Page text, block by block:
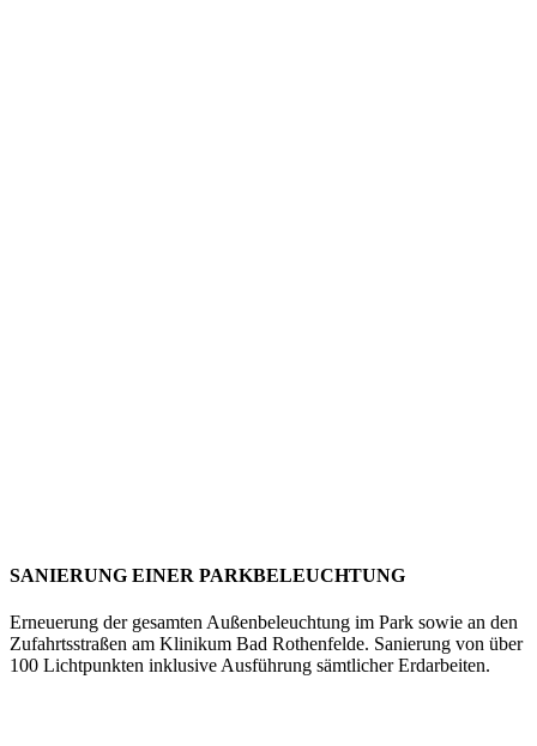
SANIERUNG EINER PARKBELEUCHTUNG
Erneuerung der gesamten Außenbeleuchtung im Park sowie an den
Zufahrtsstraßen am Klinikum Bad Rothenfelde. Sanierung von über
100 Lichtpunkten inklusive Ausführung sämtlicher Erdarbeiten.